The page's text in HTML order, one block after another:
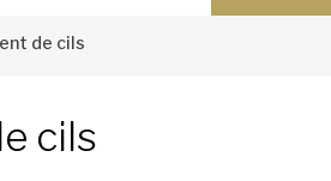
de cils
cils